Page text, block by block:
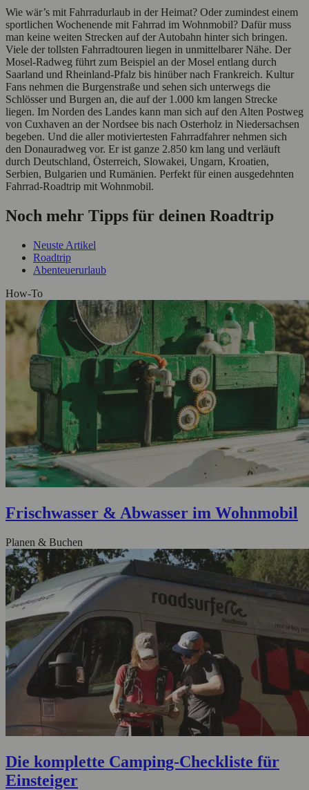
Wie wär’s mit Fahrradurlaub in der Heimat? Oder zumindest einem
sportlichen Wochenende mit Fahrrad im Wohnmobil? Dafür muss
man keine weiten Strecken auf der Autobahn hinter sich bringen.
Viele der tollsten Fahrradtouren liegen in unmittelbarer Nähe. Der
Mosel-Radweg führt zum Beispiel an der Mosel entlang durch
Saarland und Rheinland-Pfalz bis hinüber nach Frankreich. Kultur
Fans nehmen die Burgenstraße und sehen sich unterwegs die
Schlösser und Burgen an, die auf der 1.000 km langen Strecke
liegen. Im Norden des Landes kann man sich auf den Alten Postweg
von Cuxhaven an der Nordsee bis nach Osterholz in Niedersachsen
begeben. Und die aller motiviertesten Fahrradfahrer nehmen sich
den Donauradweg vor. Er ist ganze 2.850 km lang und verläuft
durch Deutschland, Österreich, Slowakei, Ungarn, Kroatien,
Serbien, Bulgarien und Rumänien. Perfekt für einen ausgedehnten
Fahrrad-Roadtrip mit Wohnmobil.
Noch mehr Tipps für deinen Roadtrip
Neuste Artikel
Roadtrip
Abenteuerurlaub
How-To
Frischwasser & Abwasser im Wohnmobil
Planen & Buchen
Die komplette Camping-Checkliste für
Einsteiger